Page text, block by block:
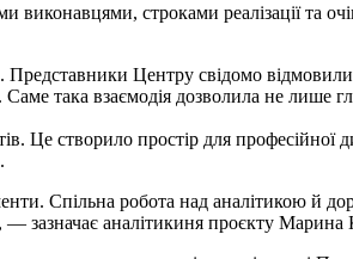
строками реалізації та
Центру свідомо
така взаємодія дозволила не лише
Це створило простір для професійної
Спільна робота над аналітикою й
— зазначає аналітикиня проєкту Марина